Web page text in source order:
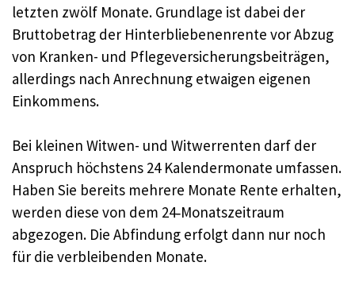
letzten zwölf Monate. Grundlage ist dabei der
Bruttobetrag der Hinterbliebenenrente vor Abzug
von Kranken- und Pflegeversicherungsbeiträgen,
allerdings nach Anrechnung etwaigen eigenen
Einkommens.
Bei kleinen Witwen- und Witwerrenten darf der
Anspruch höchstens 24 Kalendermonate umfassen.
Haben Sie bereits mehrere Monate Rente erhalten,
werden diese von dem 24‑Monatszeitraum
abgezogen. Die Abfindung erfolgt dann nur noch
für die verbleibenden Monate.